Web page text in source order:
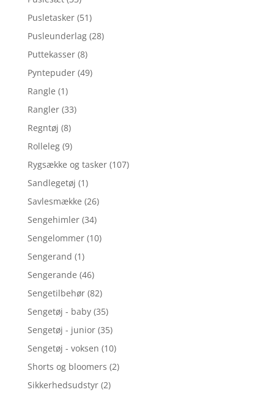
Pusletasker (51)
Pusleunderlag (28)
Puttekasser (8)
Pyntepuder (49)
Rangle (1)
Rangler (33)
Regntøj (8)
Rolleleg (9)
Rygsække og tasker (107)
Sandlegetøj (1)
Savlesmække (26)
Sengehimler (34)
Sengelommer (10)
Sengerand (1)
Sengerande (46)
Sengetilbehør (82)
Sengetøj - baby (35)
Sengetøj - junior (35)
Sengetøj - voksen (10)
Shorts og bloomers (2)
Sikkerhedsudstyr (2)